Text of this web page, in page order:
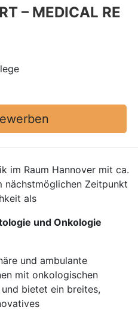
– MEDICAL RE
im Raum Hannover mit ca.
nächstmöglichen Zeitpunkt
als
und Onkologie
und ambulante
mit onkologischen
bietet ein breites,